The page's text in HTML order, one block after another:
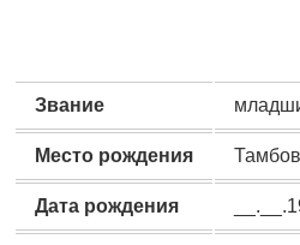
Звание
Место рождения
Дата рождения